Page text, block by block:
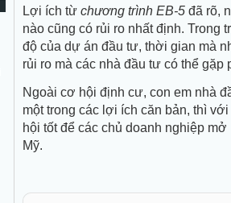
Lợi ích từ chương trình EB-5 đã rõ,
nào cũng có rủi ro nhất định. Trong
độ của dự án đầu tư, thời gian mà
rủi ro mà các nhà đầu tư có thể gặp
Ngoài cơ hội định cư, con em nhà
một trong các lợi ích căn bản, thì với
hội tốt để các chủ doanh nghiệp
Mỹ.